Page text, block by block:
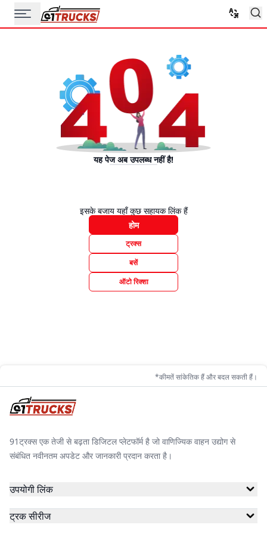
यह पेज अब उपलब्ध नहीं है!
इसके बजाय यहाँ कुछ सहायक लिंक हैं
होम
ट्रक्स
बसें
ऑटो रिक्शा
*कीमतें सांकेतिक हैं और बदल सकती हैं।
91ट्रक्स एक तेजी से बढ़ता डिजिटल प्लेटफॉर्म है जो वाणिज्यिक वाहन उद्योग से
संबंधित नवीनतम अपडेट और जानकारी प्रदान करता है।
उपयोगी लिंक
ट्रक सीरीज